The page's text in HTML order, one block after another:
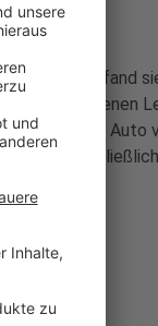
Außerdem fand
dem eigenen
dass das Auto
sie